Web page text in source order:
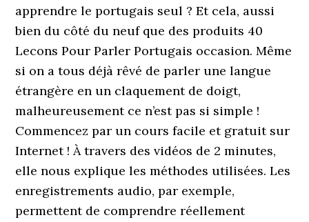
apprendre le portugais seul ? Et cela, aussi
bien du côté du neuf que des produits 40
Lecons Pour Parler Portugais occasion. Même
si on a tous déjà rêvé de parler une langue
étrangère en un claquement de doigt,
malheureusement ce n’est pas si simple !
Commencez par un cours facile et gratuit sur
Internet ! À travers des vidéos de 2 minutes,
elle nous explique les méthodes utilisées. Les
enregistrements audio, par exemple,
permettent de comprendre réellement